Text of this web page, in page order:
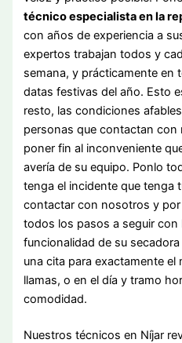
técnico especialista en la
con años de experiencia a
expertos trabajan todos y
semana, y prácticamente en
datas festivas del año. Esto
resto, las condiciones
personas que contactan
poner fin al inconveniente
avería de su equipo. Ponlo
tenga el incidente que tenga
contactar con nosotros y
todos los pasos a seguir con
funcionalidad de su
una cita para exactamente el
llamas, o en el día y tramo
comodidad.
Nuestros técnicos en Níjar